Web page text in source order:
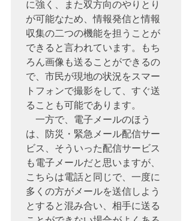
に強く、また双方向のやりとり
が可能なため、情報発信と情報
収集の二つの機能を担うことが
できると言われています。もち
ろん画像も送ることができるの
で、市民が現地の状況をスマー
トフォンで撮影をして、すぐ送
ることも可能であります。
一方で、電子メールのほう
は、防災・緊急メール配信サー
ビス、そういった配信サービス
も電子メールだと思いますが、
こちらは電話と同じで、一度に
多くの方がメールを送信しよう
とすると混み合い、相手に送る